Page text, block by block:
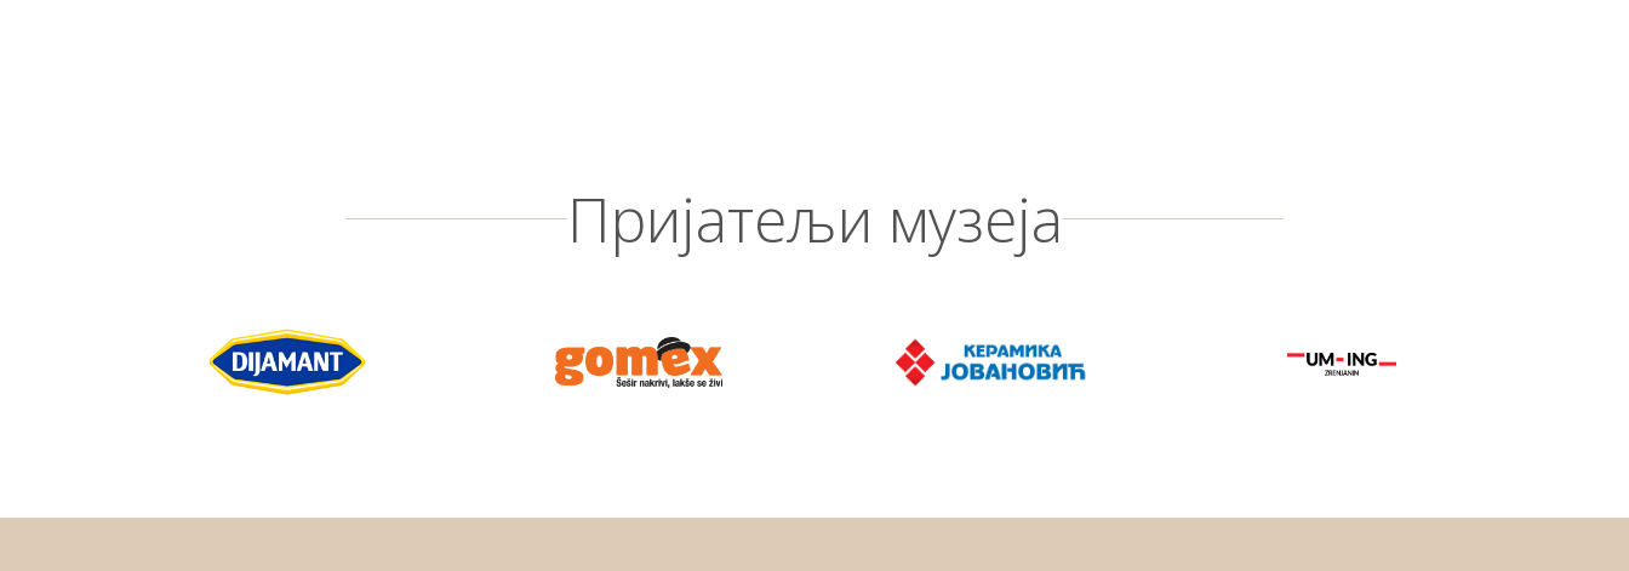
Пријатељи музеја